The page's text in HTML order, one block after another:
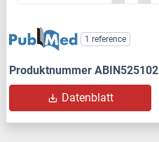
1 reference
Produktnummer ABIN525102
Datenblatt